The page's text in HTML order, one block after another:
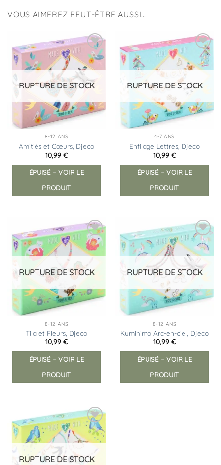
VOUS AIMEREZ PEUT-ÊTRE AUSSI…
Ajouter
à la
liste
d’envies
RUPTURE DE STOCK
8-12 ANS
Amitiés et Cœurs, Djeco
10,99 €
ÉPUISÉ – VOIR LE
PRODUIT
Ajouter
à la
liste
RUPTURE DE STOCK
4-7 ANS
Enfilage Lettres, Djeco
10,99 €
ÉPUISÉ – VOIR LE
PRODUIT
Ajouter
à la
liste
d’envies
RUPTURE DE STOCK
8-12 ANS
Tila et Fleurs, Djeco
10,99 €
ÉPUISÉ – VOIR LE
PRODUIT
Ajouter
à la
liste
d’envies
RUPTURE DE STOCK
8-12 ANS
Kumihimo Arc-en-ciel, Djeco
10,99 €
ÉPUISÉ – VOIR LE
PRODUIT
Ajouter
à la
liste
d’envies
RUPTURE DE STOCK